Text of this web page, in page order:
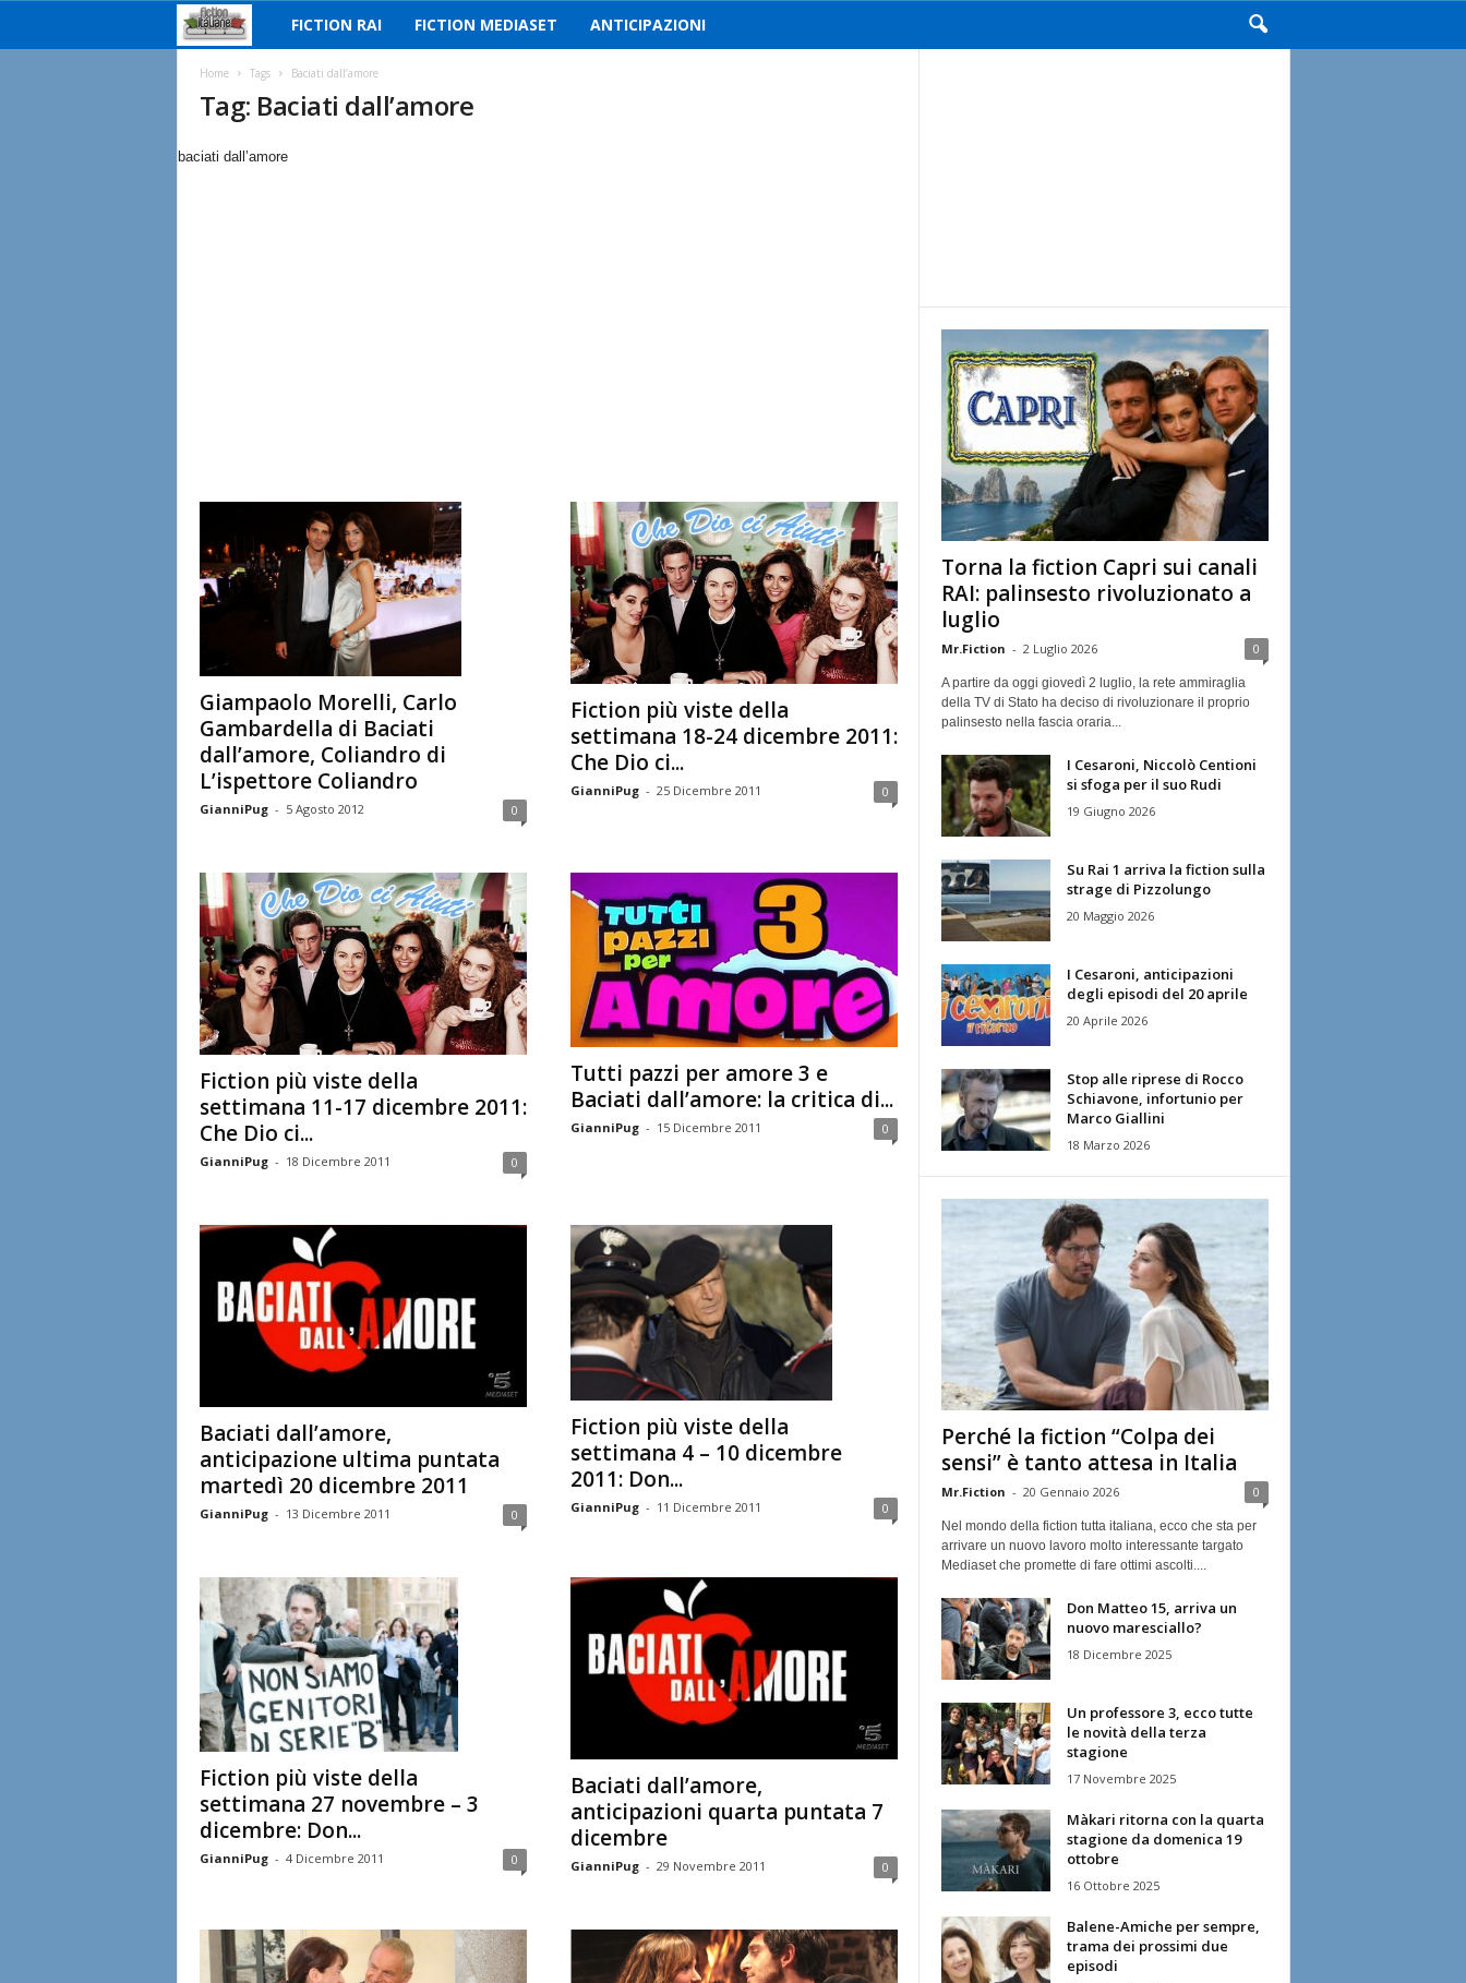
c
l
i
n
e
FICTION RAI FICTION MEDIASET ANTICIPAZIONI
Home Tags Baciati dall’amore
Tag: Baciati dall’amore
baciati dall’amore
Giampaolo Morelli, Carlo
Gambardella di Baciati
dall’amore, Coliandro di
L’ispettore Coliandro
GianniPug - 5 Agosto 2012 0
Fiction più viste della
settimana 18-24 dicembre 2011:
Che Dio ci...
GianniPug - 25 Dicembre 2011 0
Fiction più viste della
settimana 11-17 dicembre 2011:
Che Dio ci...
GianniPug - 18 Dicembre 2011 0
Tutti pazzi per amore 3 e
Baciati dall’amore: la critica di...
GianniPug - 15 Dicembre 2011 0
Baciati dall’amore,
anticipazione ultima puntata
martedì 20 dicembre 2011
GianniPug - 13 Dicembre 2011 0
Fiction più viste della
settimana 4 – 10 dicembre
2011: Don...
GianniPug - 11 Dicembre 2011 0
Fiction più viste della
settimana 27 novembre – 3
dicembre: Don...
GianniPug - 4 Dicembre 2011 0
Baciati dall’amore,
anticipazioni quarta puntata 7
dicembre
GianniPug - 29 Novembre 2011 0
Torna la fiction Capri sui canali
RAI: palinsesto rivoluzionato a
luglio
Mr.Fiction - 2 Luglio 2026 0
A partire da oggi giovedì 2 luglio, la rete ammiraglia
della TV di Stato ha deciso di rivoluzionare il proprio
palinsesto nella fascia oraria...
I Cesaroni, Niccolò Centioni
si sfoga per il suo Rudi
19 Giugno 2026
Su Rai 1 arriva la fiction sulla
strage di Pizzolungo
20 Maggio 2026
I Cesaroni, anticipazioni
degli episodi del 20 aprile
20 Aprile 2026
Stop alle riprese di Rocco
Schiavone, infortunio per
Marco Giallini
18 Marzo 2026
Perché la fiction “Colpa dei
sensi” è tanto attesa in Italia
Mr.Fiction - 20 Gennaio 2026 0
Nel mondo della fiction tutta italiana, ecco che sta per
arrivare un nuovo lavoro molto interessante targato
Mediaset che promette di fare ottimi ascolti....
Don Matteo 15, arriva un
nuovo maresciallo?
18 Dicembre 2025
Un professore 3, ecco tutte
le novità della terza
stagione
17 Novembre 2025
Màkari ritorna con la quarta
stagione da domenica 19
ottobre
16 Ottobre 2025
Balene-Amiche per sempre,
trama dei prossimi due
episodi